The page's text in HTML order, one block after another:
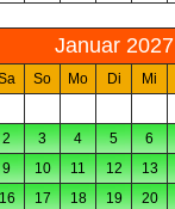
Januar 2027
So Mo Di Mi
2
3 4 5 6
9
10 11 12 13
17 18 19 20